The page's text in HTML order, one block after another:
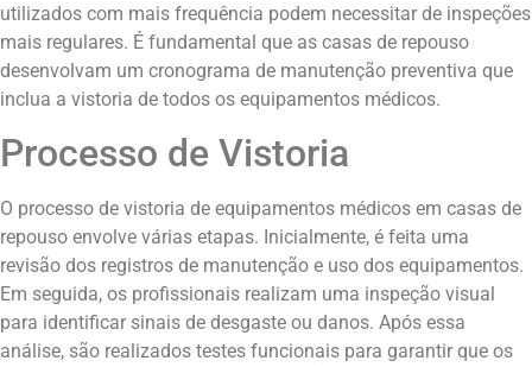
utilizados com mais frequência podem necessitar de inspeções
mais regulares. É fundamental que as casas de repouso
desenvolvam um cronograma de manutenção preventiva que
inclua a vistoria de todos os equipamentos médicos.
Processo de Vistoria
O processo de vistoria de equipamentos médicos em casas de
repouso envolve várias etapas. Inicialmente, é feita uma
revisão dos registros de manutenção e uso dos equipamentos.
Em seguida, os profissionais realizam uma inspeção visual
para identificar sinais de desgaste ou danos. Após essa
análise, são realizados testes funcionais para garantir que os